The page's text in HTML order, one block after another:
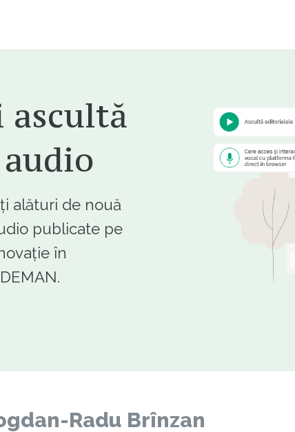
ascultă
alături de nouă
publicate pe
în
Radu Brînzan